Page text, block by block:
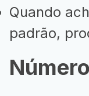
Quando
padrão,